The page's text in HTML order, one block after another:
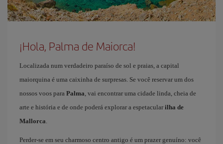
¡Hola, Palma de Maiorca!
Localizada num verdadeiro paraíso de sol e praias, a capital
maiorquina é uma caixinha de surpresas. Se você reservar um dos
nossos voos para Palma, vai encontrar uma cidade linda, cheia de
arte e história e de onde poderá explorar a espetacular ilha de
Mallorca.
Perder-se em seu charmoso centro antigo é um prazer genuíno: você